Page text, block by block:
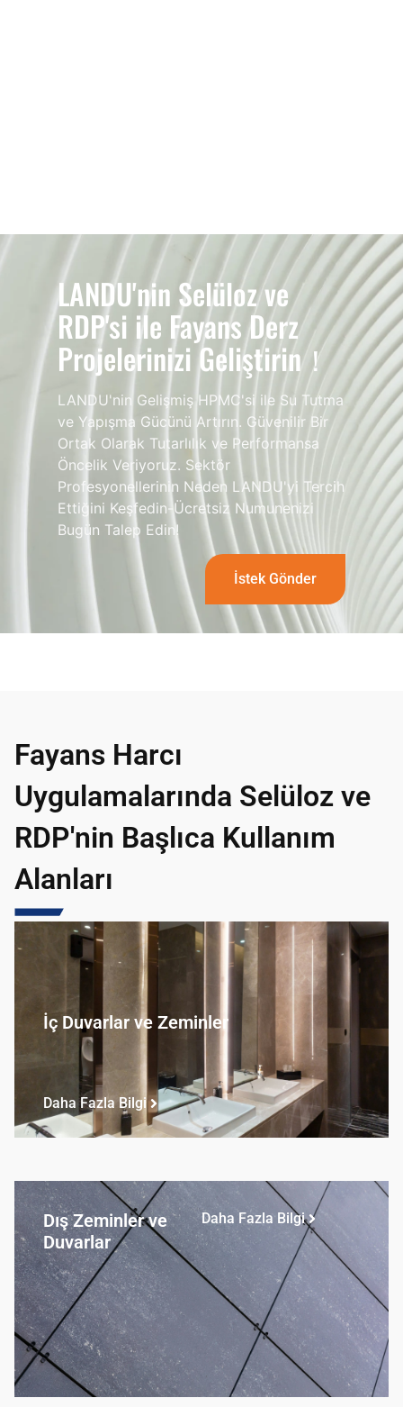
LANDU'nin Selüloz ve
RDP'si ile Fayans Derz
Projelerinizi Geliştirin！
LANDU'nin Gelişmiş HPMC'si ile Su Tutma
ve Yapışma Gücünü Artırın. Güvenilir Bir
Ortak Olarak Tutarlılık ve Performansa
Öncelik Veriyoruz. Sektör
Profesyonellerinin Neden LANDU'yi Tercih
Ettiğini Keşfedin-Ücretsiz Numunenizi
Bugün Talep Edin!
İstek Gönder
Fayans Harcı
Uygulamalarında Selüloz ve
RDP'nin Başlıca Kullanım
Alanları
İç Duvarlar ve Zeminler
Daha Fazla Bilgi
Dış Zeminler ve
Duvarlar
Daha Fazla Bilgi